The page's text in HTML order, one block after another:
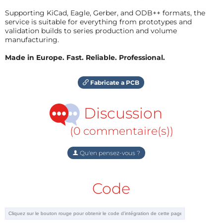
Supporting KiCad, Eagle, Gerber, and ODB++ formats, the
service is suitable for everything from prototypes and
validation builds to series production and volume
manufacturing.
Made in Europe. Fast. Reliable. Professional.
Fabricate a PCB
Discussion
(0 commentaire(s))
Qu'en pensez-vous ?
Code